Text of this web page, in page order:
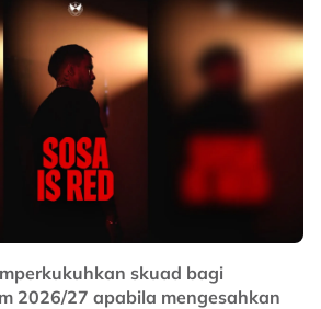
skuad bagi
2026/27 apabila mengesahkan